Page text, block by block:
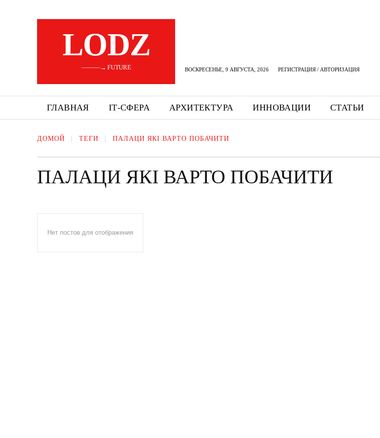
LODZ
———→ FUTURE ВОСКРЕСЕНЬЕ, 9 АВГУСТА, 2026 РЕГИСТРАЦИЯ / АВТОРИЗАЦИЯ
ГЛАВНАЯ ІТ-СФЕРА АРХИТЕКТУРА ИННОВАЦИИ СТАТЬИ
ДОМОЙ ТЕГИ ПАЛАЦИ ЯКІ ВАРТО ПОБАЧИТИ
ПАЛАЦИ ЯКІ ВАРТО ПОБАЧИТИ
Нет постов для отображения